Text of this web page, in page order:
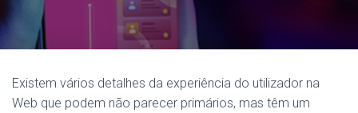
Existem vários detalhes da experiência do utilizador na
Web que podem não parecer primários, mas têm um